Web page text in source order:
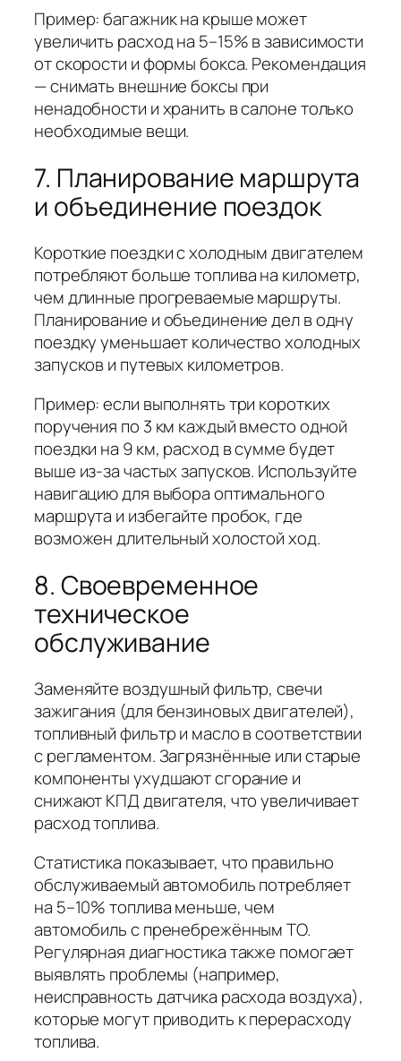
Пример: багажник на крыше может
увеличить расход на 5–15% в зависимости
от скорости и формы бокса. Рекомендация
— снимать внешние боксы при
ненадобности и хранить в салоне только
необходимые вещи.
7. Планирование маршрута
и объединение поездок
Короткие поездки с холодным двигателем
потребляют больше топлива на километр,
чем длинные прогреваемые маршруты.
Планирование и объединение дел в одну
поездку уменьшает количество холодных
запусков и путевых километров.
Пример: если выполнять три коротких
поручения по 3 км каждый вместо одной
поездки на 9 км, расход в сумме будет
выше из‑за частых запусков. Используйте
навигацию для выбора оптимального
маршрута и избегайте пробок, где
возможен длительный холостой ход.
8. Своевременное
техническое
обслуживание
Заменяйте воздушный фильтр, свечи
зажигания (для бензиновых двигателей),
топливный фильтр и масло в соответствии
с регламентом. Загрязнённые или старые
компоненты ухудшают сгорание и
снижают КПД двигателя, что увеличивает
расход топлива.
Статистика показывает, что правильно
обслуживаемый автомобиль потребляет
на 5–10% топлива меньше, чем
автомобиль с пренебрежённым ТО.
Регулярная диагностика также помогает
выявлять проблемы (например,
неисправность датчика расхода воздуха),
которые могут приводить к перерасходу
топлива.